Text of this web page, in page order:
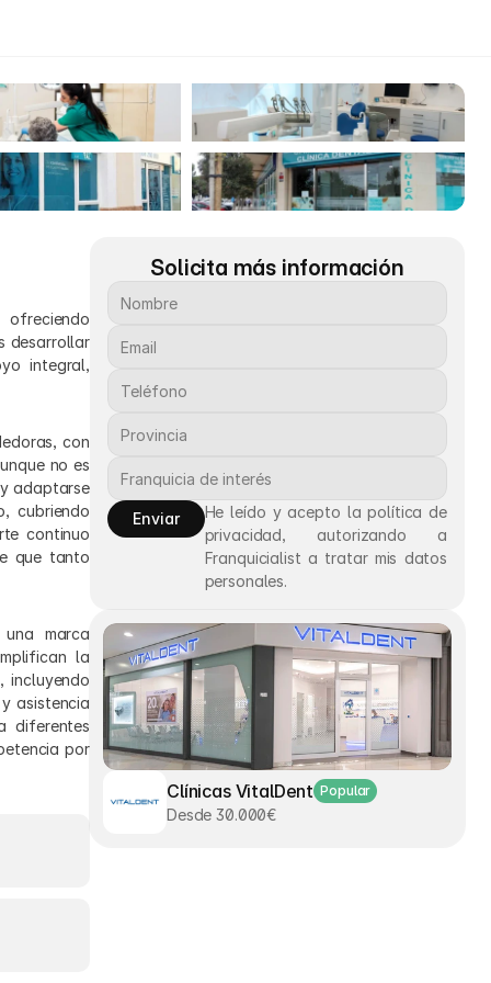
desarrollar
integral,
con
no es
adaptarse
cubriendo
continuo
que tanto
marca
la
incluyendo
asistencia
diferentes
por
Solicita más información
Enviar
He leído y acepto la política de
privacidad, autorizando a
Franquicialist a tratar mis datos
personales.
Clínicas VitalDent Popular
Desde 30.000€